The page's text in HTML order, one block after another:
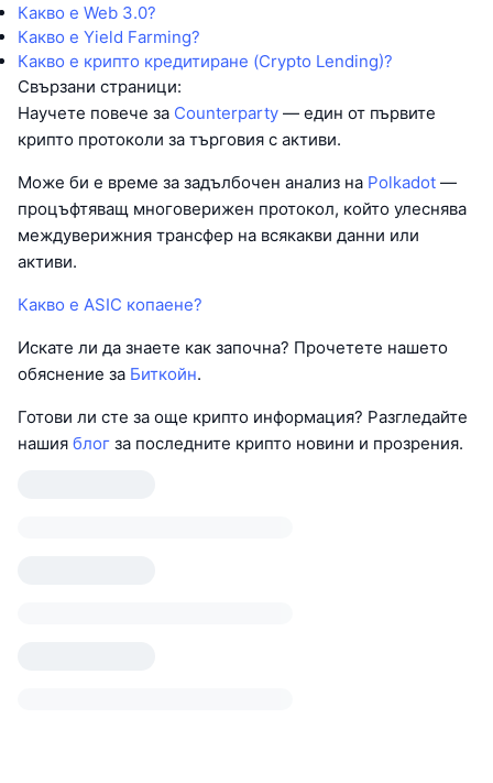
Какво е Web 3.0?
Какво е Yield Farming?
Какво е крипто кредитиране (Crypto Lending)?
Свързани страници:
Научете повече за Counterparty — един от първите
крипто протоколи за търговия с активи.
Може би е време за задълбочен анализ на Polkadot —
процъфтяващ многоверижен протокол, който улеснява
междуверижния трансфер на всякакви данни или
активи.
Какво е ASIC копаене?
Искате ли да знаете как започна? Прочетете нашето
обяснение за Биткойн.
Готови ли сте за още крипто информация? Разгледайте
нашия блог за последните крипто новини и прозрения.